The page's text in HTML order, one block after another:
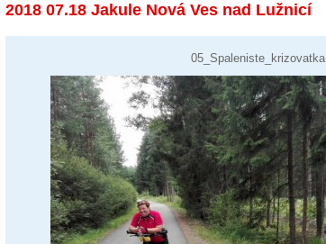
2018 07.18 Jakule Nová Ves nad Lužnicí
05_Spaleniste_krizovatka